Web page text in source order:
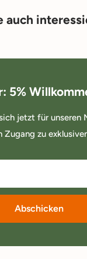
auch
5%
jetzt für unseren
Zugang zu
Abschicken